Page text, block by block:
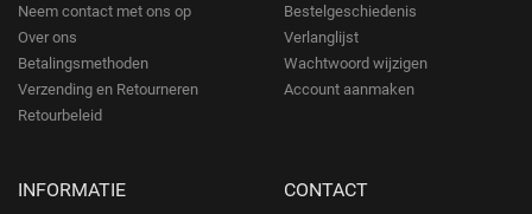
Neem contact met ons op
Over ons
Betalingsmethoden
Verzending en Retourneren
Retourbeleid
Bestelgeschiedenis
Verlanglijst
Wachtwoord wijzigen
Account aanmaken
INFORMATIE CONTACT